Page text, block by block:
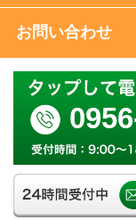
お問い合わせ